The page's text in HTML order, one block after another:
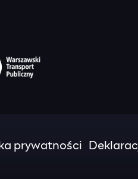
prywatności